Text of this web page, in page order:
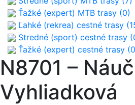
Ťažké (expert) MTB trasy (0)
Ľahké (rekrea) cestné trasy
Stredné (sport) cestné trasy
Ťažké (expert) cestné trasy
N8701 –
Vyhliadková